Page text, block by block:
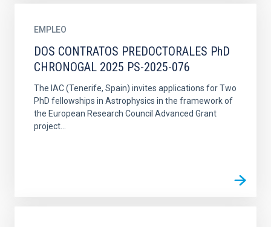
EMPLEO
DOS CONTRATOS PREDOCTORALES PhD
CHRONOGAL 2025 PS-2025-076
The IAC (Tenerife, Spain) invites applications for Two
PhD fellowships in Astrophysics in the framework of
the European Research Council Advanced Grant
project...